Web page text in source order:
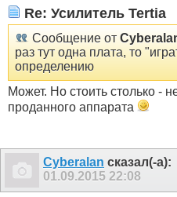
Re: Усилитель Tertia
Сообщение от
раз тут одна плата, то
определению
Может. Но стоить столько -
проданного аппарата
Cyberalan сказал(-а):
01.09.2015 22:08